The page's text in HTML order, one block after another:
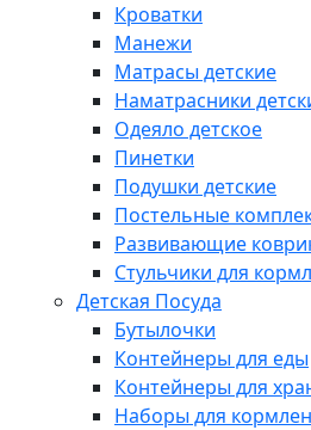
Кроватки
Манежи
Матрасы детские
Наматрасники
Одеяло детское
Пинетки
Подушки детские
Постельные
Развивающие
Стульчики для
Детская Посуда
Бутылочки
Контейнеры для еды
Контейнеры для
Наборы для